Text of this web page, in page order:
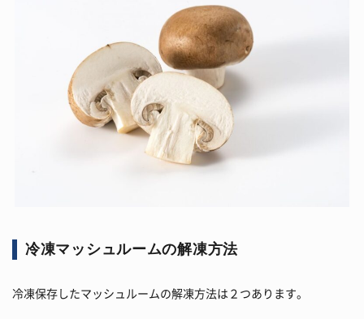
冷凍マッシュルームの解凍方法
冷凍保存したマッシュルームの解凍方法は２つあります。